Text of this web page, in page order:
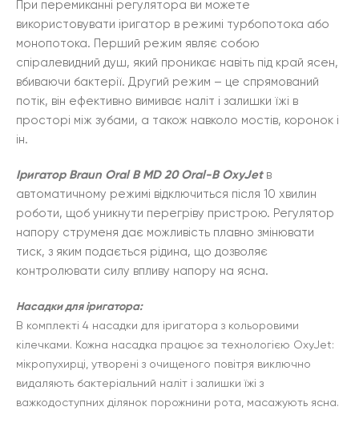
При перемиканні регулятора ви можете
використовувати іригатор в режимі турбопотока або
монопотока. Перший режим являє собою
спіралевидний душ, який проникає навіть під край ясен,
вбиваючи бактерії. Другий режим – це спрямований
потік, він ефективно вимиває наліт і залишки їжі в
просторі між зубами, а також навколо мостів, коронок і
ін.
Іригатор Braun Oral B MD 20 Oral-B OxyJet в
автоматичному режимі відключиться після 10 хвилин
роботи, щоб уникнути перегріву пристрою. Регулятор
напору струменя дає можливість плавно змінювати
тиск, з яким подається рідина, що дозволяє
контролювати силу впливу напору на ясна.
Насадки для іригатора:
В комплекті 4 насадки для іригатора з кольоровими
кілечками. Кожна насадка працює за технологією OxyJet:
мікропухирці, утворені з очищеного повітря виключно
видаляють бактеріальний наліт і залишки їжі з
важкодоступних ділянок порожнини рота, масажують ясна.